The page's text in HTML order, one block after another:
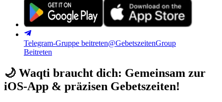
Telegram-Gruppe beitreten@GebetszeitenGroup
Beitreten
🌙 Waqti braucht dich: Gemeinsam zur
iOS-App & präzisen Gebetszeiten!